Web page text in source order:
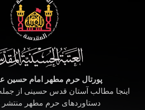
پورتال حرم مطهر امام حسین
اینجا مطالب آستان قدس حسینی از جمله
دستاوردهای حرم مطهر منتشر